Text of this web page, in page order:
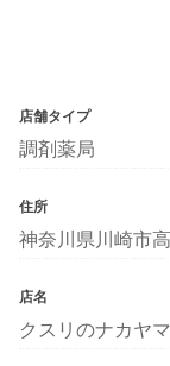
店舗タイプ
調剤薬局
住所
神奈川県川崎市
店名
クスリのナカヤ